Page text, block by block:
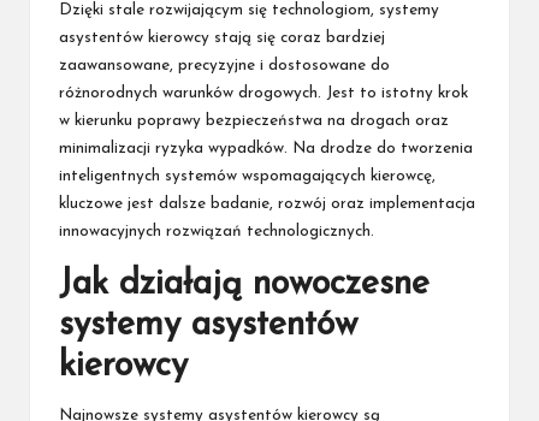
Dzięki stale rozwijającym się technologiom, systemy
asystentów kierowcy stają się coraz bardziej
zaawansowane, precyzyjne i dostosowane do
różnorodnych warunków drogowych. Jest to istotny krok
w kierunku poprawy bezpieczeństwa na drogach oraz
minimalizacji ryzyka wypadków. Na drodze do tworzenia
inteligentnych systemów wspomagających kierowcę,
kluczowe jest dalsze badanie, rozwój oraz implementacja
innowacyjnych rozwiązań technologicznych.
Jak działają nowoczesne
systemy asystentów
kierowcy
Najnowsze systemy asystentów kierowcy są